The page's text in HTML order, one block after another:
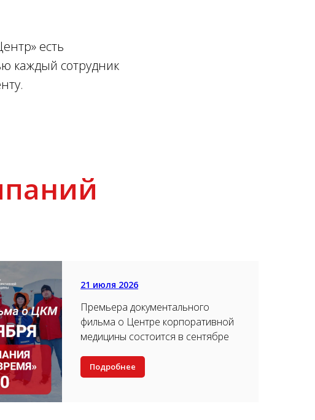
есть
каждый сотрудник
21 июля 2026
Премьера документального
фильма о Центре корпоративной
медицины состоится в сентябре
Подробнее